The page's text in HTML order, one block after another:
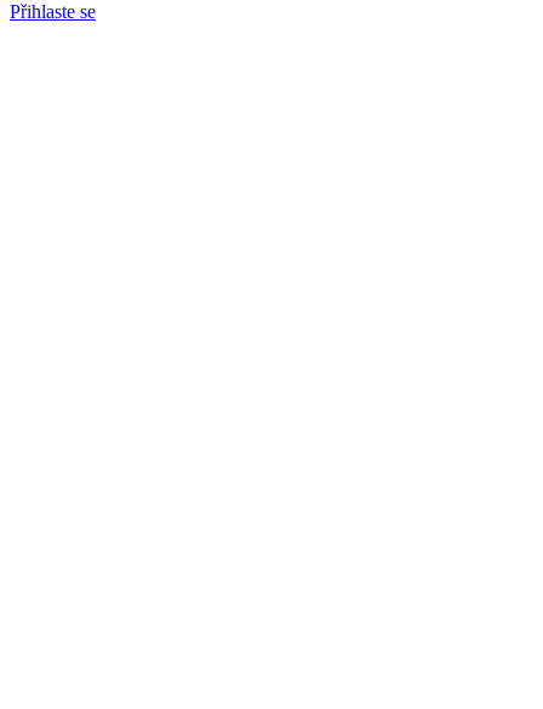
Přihlaste se